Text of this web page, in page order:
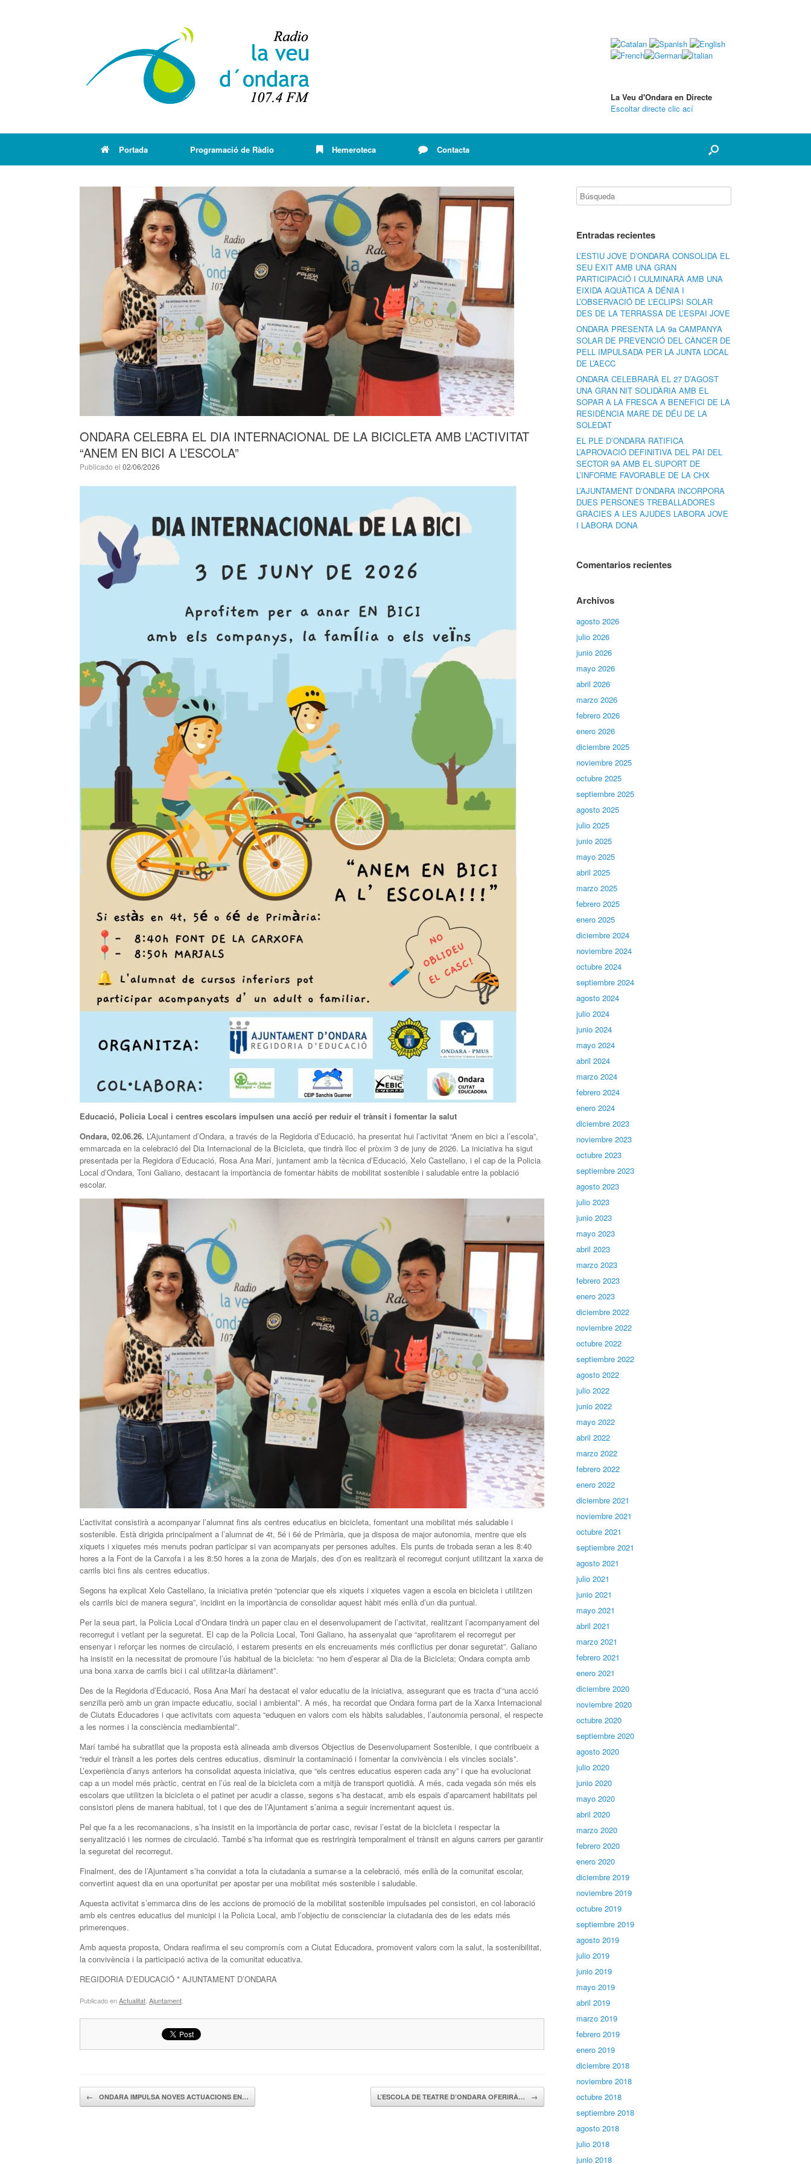
La Veu d'Ondara en Directe
Escoltar directe clic ací
Portada Programació de Ràdio Hemeroteca Contacta
ONDARA CELEBRA EL DIA INTERNACIONAL DE LA BICICLETA AMB L’ACTIVITAT
“ANEM EN BICI A L’ESCOLA”
Publicado el 02/06/2026
Educació, Policia Local i centres escolars impulsen una acció per reduir el trànsit i fomentar la salut
Ondara, 02.06.26. L’Ajuntament d’Ondara, a través de la Regidoria d’Educació, ha presentat hui l’activitat “Anem en bici a l’escola”,
emmarcada en la celebració del Dia Internacional de la Bicicleta, que tindrà lloc el pròxim 3 de juny de 2026. La iniciativa ha sigut
presentada per la Regidora d’Educació, Rosa Ana Marí, juntament amb la tècnica d’Educació, Xelo Castellano, i el cap de la Policia
Local d’Ondara, Toni Galiano, destacant la importància de fomentar hàbits de mobilitat sostenible i saludable entre la població
escolar.
L’activitat consistirà a acompanyar l’alumnat fins als centres educatius en bicicleta, fomentant una mobilitat més saludable i
sostenible. Està dirigida principalment a l’alumnat de 4t, 5é i 6é de Primària, que ja disposa de major autonomia, mentre que els
xiquets i xiquetes més menuts podran participar si van acompanyats per persones adultes. Els punts de trobada seran a les 8:40
hores a la Font de la Carxofa i a les 8:50 hores a la zona de Marjals, des d’on es realitzarà el recorregut conjunt utilitzant la xarxa de
carrils bici fins als centres educatius.
Segons ha explicat Xelo Castellano, la iniciativa pretén “potenciar que els xiquets i xiquetes vagen a escola en bicicleta i utilitzen
els carrils bici de manera segura”, incidint en la importància de consolidar aquest hàbit més enllà d’un dia puntual.
Per la seua part, la Policia Local d’Ondara tindrà un paper clau en el desenvolupament de l’activitat, realitzant l’acompanyament del
recorregut i vetlant per la seguretat. El cap de la Policia Local, Toni Galiano, ha assenyalat que “aprofitarem el recorregut per
ensenyar i reforçar les normes de circulació, i estarem presents en els encreuaments més conflictius per donar seguretat”. Galiano
ha insistit en la necessitat de promoure l’ús habitual de la bicicleta: “no hem d’esperar al Dia de la Bicicleta; Ondara compta amb
una bona xarxa de carrils bici i cal utilitzar-la diàriament”.
Des de la Regidoria d’Educació, Rosa Ana Marí ha destacat el valor educatiu de la iniciativa, assegurant que es tracta d’“una acció
senzilla però amb un gran impacte educatiu, social i ambiental”. A més, ha recordat que Ondara forma part de la Xarxa Internacional
de Ciutats Educadores i que activitats com aquesta “eduquen en valors com els hàbits saludables, l’autonomia personal, el respecte
a les normes i la consciència mediambiental”.
Marí també ha subratllat que la proposta està alineada amb diversos Objectius de Desenvolupament Sostenible, i que contribueix a
“reduir el trànsit a les portes dels centres educatius, disminuir la contaminació i fomentar la convivència i els vincles socials”.
L’experiència d’anys anteriors ha consolidat aquesta iniciativa, que “els centres educatius esperen cada any” i que ha evolucionat
cap a un model més pràctic, centrat en l’ús real de la bicicleta com a mitjà de transport quotidià. A més, cada vegada són més els
escolars que utilitzen la bicicleta o el patinet per acudir a classe, segons s’ha destacat, amb els espais d’aparcament habilitats pel
consistori plens de manera habitual, tot i que des de l’Ajuntament s’anima a seguir incrementant aquest ús.
Pel que fa a les recomanacions, s’ha insistit en la importància de portar casc, revisar l’estat de la bicicleta i respectar la
senyalització i les normes de circulació. També s’ha informat que es restringirà temporalment el trànsit en alguns carrers per garantir
la seguretat del recorregut.
Finalment, des de l’Ajuntament s’ha convidat a tota la ciutadania a sumar-se a la celebració, més enllà de la comunitat escolar,
convertint aquest dia en una oportunitat per apostar per una mobilitat més sostenible i saludable.
Aquesta activitat s’emmarca dins de les accions de promoció de la mobilitat sostenible impulsades pel consistori, en col·laboració
amb els centres educatius del municipi i la Policia Local, amb l’objectiu de conscienciar la ciutadania des de les edats més
primerenques.
Amb aquesta proposta, Ondara reafirma el seu compromís com a Ciutat Educadora, promovent valors com la salut, la sostenibilitat,
la convivència i la participació activa de la comunitat educativa.
REGIDORIA D’EDUCACIÓ * AJUNTAMENT D’ONDARA
Publicado enActualitat, Ajuntament.
Navegador de artículos
← ONDARA IMPULSA NOVES ACTUACIONS EN… L’ESCOLA DE TEATRE D’ONDARA OFERIRÀ… →
Entradas recientes
L’ESTIU JOVE D’ONDARA CONSOLIDA EL
SEU ÈXIT AMB UNA GRAN
PARTICIPACIÓ I CULMINARÀ AMB UNA
EIXIDA AQUÀTICA A DÉNIA I
L’OBSERVACIÓ DE L’ECLIPSI SOLAR
DES DE LA TERRASSA DE L’ESPAI JOVE
ONDARA PRESENTA LA 9a CAMPANYA
SOLAR DE PREVENCIÓ DEL CÀNCER DE
PELL IMPULSADA PER LA JUNTA LOCAL
DE L’AECC
ONDARA CELEBRARÀ EL 27 D’AGOST
UNA GRAN NIT SOLIDÀRIA AMB EL
SOPAR A LA FRESCA A BENEFICI DE LA
RESIDÈNCIA MARE DE DÉU DE LA
SOLEDAT
EL PLE D’ONDARA RATIFICA
L’APROVACIÓ DEFINITIVA DEL PAI DEL
SECTOR 9A AMB EL SUPORT DE
L’INFORME FAVORABLE DE LA CHX
L’AJUNTAMENT D’ONDARA INCORPORA
DUES PERSONES TREBALLADORES
GRÀCIES A LES AJUDES LABORA JOVE
I LABORA DONA
Comentarios recientes
Archivos
agosto 2026
julio 2026
junio 2026
mayo 2026
abril 2026
marzo 2026
febrero 2026
enero 2026
diciembre 2025
noviembre 2025
octubre 2025
septiembre 2025
agosto 2025
julio 2025
junio 2025
mayo 2025
abril 2025
marzo 2025
febrero 2025
enero 2025
diciembre 2024
noviembre 2024
octubre 2024
septiembre 2024
agosto 2024
julio 2024
junio 2024
mayo 2024
abril 2024
marzo 2024
febrero 2024
enero 2024
diciembre 2023
noviembre 2023
octubre 2023
septiembre 2023
agosto 2023
julio 2023
junio 2023
mayo 2023
abril 2023
marzo 2023
febrero 2023
enero 2023
diciembre 2022
noviembre 2022
octubre 2022
septiembre 2022
agosto 2022
julio 2022
junio 2022
mayo 2022
abril 2022
marzo 2022
febrero 2022
enero 2022
diciembre 2021
noviembre 2021
octubre 2021
septiembre 2021
agosto 2021
julio 2021
junio 2021
mayo 2021
abril 2021
marzo 2021
febrero 2021
enero 2021
diciembre 2020
noviembre 2020
octubre 2020
septiembre 2020
agosto 2020
julio 2020
junio 2020
mayo 2020
abril 2020
marzo 2020
febrero 2020
enero 2020
diciembre 2019
noviembre 2019
octubre 2019
septiembre 2019
agosto 2019
julio 2019
junio 2019
mayo 2019
abril 2019
marzo 2019
febrero 2019
enero 2019
diciembre 2018
noviembre 2018
octubre 2018
septiembre 2018
agosto 2018
julio 2018
junio 2018